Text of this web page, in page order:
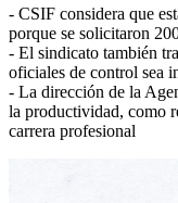
- CSIF considera que
porque se solicitaron
- El sindicato también
oficiales de control sea
- La dirección de la
la productividad, como
carrera profesional